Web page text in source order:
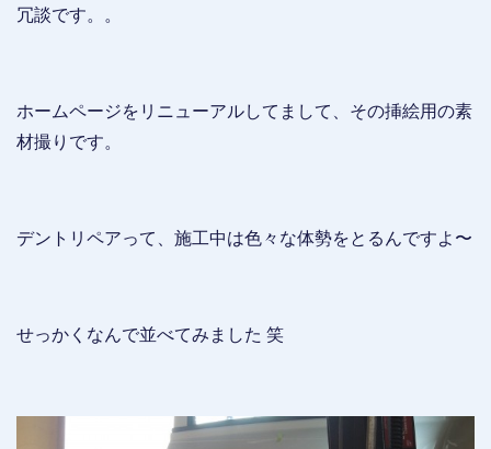
冗談です。。
ホームページをリニューアルしてまして、その挿絵用の素
材撮りです。
デントリペアって、施工中は色々な体勢をとるんですよ〜
せっかくなんで並べてみました 笑